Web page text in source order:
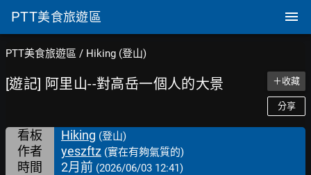
PTT美食旅遊區
PTT美食旅遊區 / Hiking (登山)
[遊記] 阿里山--對高岳一個人的大景 ＋收藏
分享
看板 Hiking (登山)
作者 yeszftz (實在有夠氣質的)
時間 2月前 (2026/06/03 12:41)